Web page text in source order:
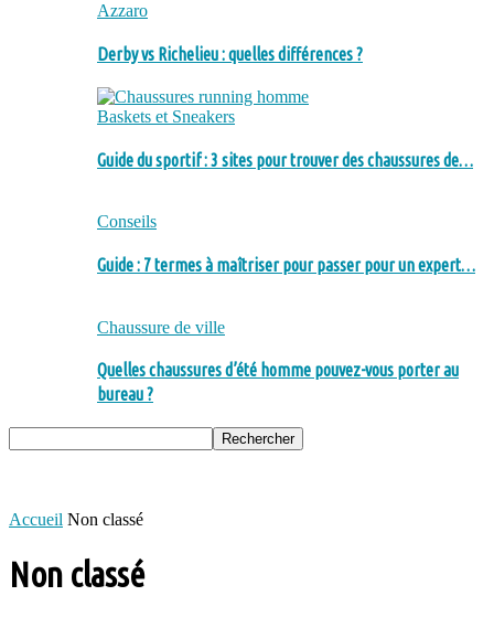
Azzaro
Derby vs Richelieu : quelles différences ?
Baskets et Sneakers
Guide du sportif : 3 sites pour trouver des chaussures de…
Conseils
Guide : 7 termes à maîtriser pour passer pour un expert…
Chaussure de ville
Quelles chaussures d’été homme pouvez-vous porter au
bureau ?
Accueil Non classé
Non classé